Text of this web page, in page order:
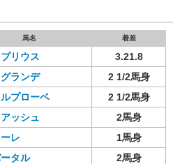
馬名 着差
リウス
3.21.8
ランデ
2 1/2馬身
プローベ
2 1/2馬身
ッシュ
2馬身
レ
1馬身
タル
2馬身